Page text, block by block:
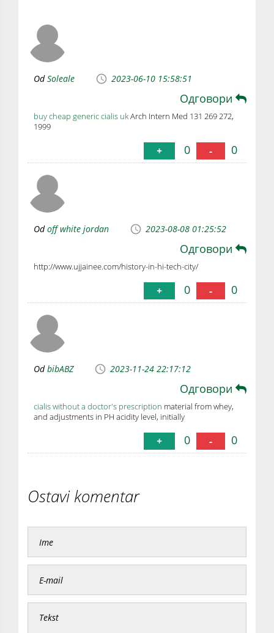
OdSoleale 2023-06-10 15:58:51
Одговори
buy cheap generic cialis ukArch Intern Med 131 269 272,
1999
+ 0 - 0
Odoff white jordan 2023-08-08 01:25:52
Одговори
http://www.ujjainee.com/history-in-hi-tech-city/
+ 0 - 0
OdbibABZ 2023-11-24 22:17:12
Одговори
cialis without a doctor's prescription material from whey,
and adjustments in PH acidity level, initially
+ 0 - 0
Ostavi komentar